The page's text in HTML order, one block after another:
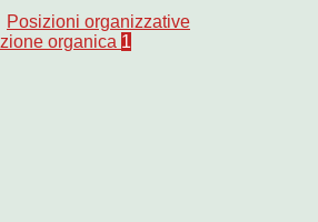
Posizioni organizzative
organica 1